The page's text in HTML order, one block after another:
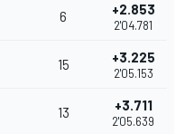
6 +2.853
2'04.781
15 +3.225
2'05.153
13 +3.711
2'05.639